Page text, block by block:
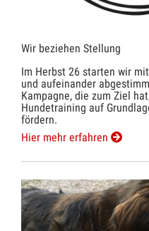
Wir beziehen Stellung
Im Herbst 26 starten wir
und aufeinander
Kampagne, die zum Ziel
Hundetraining auf
fördern.
Hier mehr erfahren